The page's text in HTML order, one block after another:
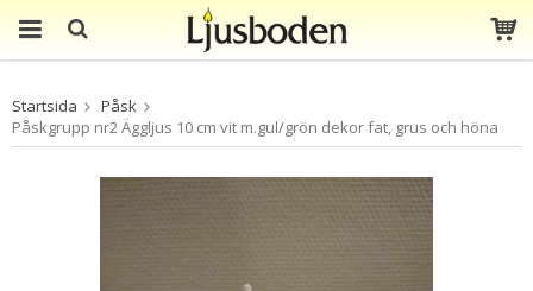
Startsida
Påsk
Påskgrupp nr2 Äggljus 10 cm vit m.gul/grön dekor fat, grus och höna